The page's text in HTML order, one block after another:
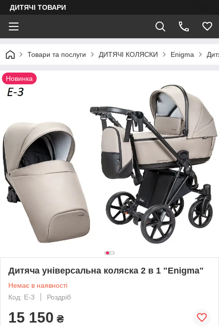
ДИТЯЧІ ТОВАРИ
Товари та послуги ДИТЯЧІ КОЛЯСКИ Enigma
Новинка
Дитяча універсальна коляска 2 в 1 "Enigma"
Немає в наявності
Код: E-3
Роздріб
15 150 ₴